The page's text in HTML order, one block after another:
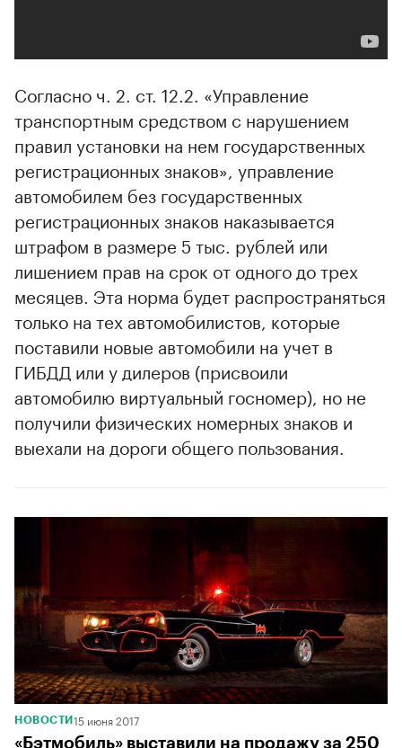
Согласно ч. 2. ст. 12.2. «Управление
транспортным средством с нарушением
правил установки на нем государственных
регистрационных знаков», управление
автомобилем без государственных
регистрационных знаков наказывается
штрафом в размере 5 тыс. рублей или
лишением прав на срок от одного до трех
месяцев. Эта норма будет распространяться
только на тех автомобилистов, которые
поставили новые автомобили на учет в
ГИБДД или у дилеров (присвоили
автомобилю виртуальный госномер), но не
получили физических номерных знаков и
выехали на дороги общего пользования.
НОВОСТИ 15 июня 2017
«Бэтмобиль» выставили на продажу за 250